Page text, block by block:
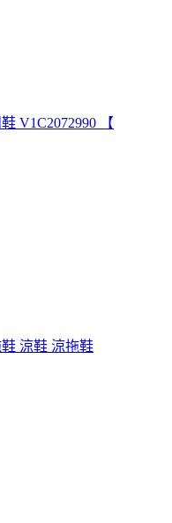
V1C2072990 【
涼鞋 涼拖鞋